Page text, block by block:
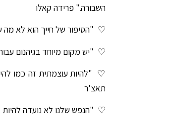
השבורה." פרידה קאלו
♡ "הסיפור של חייך הוא לא
♡ "יש מקום מיוחד בגיהנום
♡ "להיות עוצמתית זה כמו
תאצ'ר
♡ "הנפש שלנו לא נועדה להיות